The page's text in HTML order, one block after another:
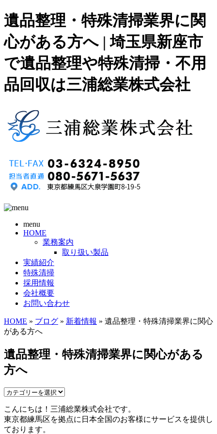
遺品整理・特殊清掃業界に関
心がある方へ | 埼玉県新座市
で遺品整理や特殊清掃・不用
品回収は三浦総業株式会社
menu
HOME
業務案内
取り扱い製品
実績紹介
特殊清掃
採用情報
会社概要
お問い合わせ
HOME » ブログ » 新着情報 » 遺品整理・特殊清掃業界に関心
がある方へ
遺品整理・特殊清掃業界に関心がある
方へ
こんにちは！三浦総業株式会社です。
東京都練馬区を拠点に日本全国のお客様にサービスを提供し
ております。